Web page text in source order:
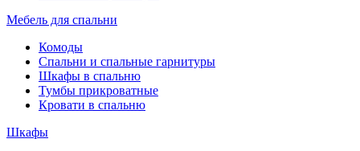
Мебель для спальни
Комоды
Спальни и спальные гарнитуры
Шкафы в спальню
Тумбы прикроватные
Кровати в спальню
Шкафы